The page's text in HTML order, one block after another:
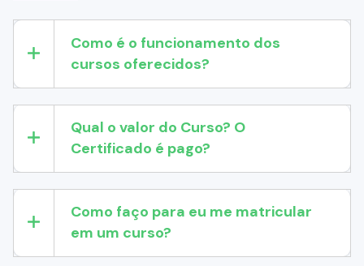
Como é o funcionamento dos
cursos oferecidos?
Qual o valor do Curso? O
Certificado é pago?
Como faço para eu me matricular
em um curso?